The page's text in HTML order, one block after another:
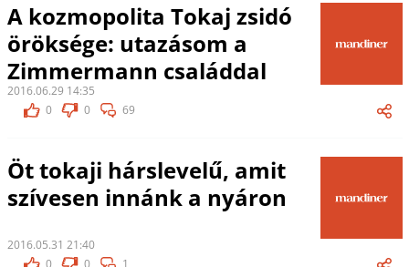
A kozmopolita Tokaj zsidó
öröksége: utazásom a
Zimmermann családdal
2016.06.29 14:35
0
0 69
Öt tokaji hárslevelű, amit
szívesen innánk a nyáron
2016.05.31 21:40
0
0 1